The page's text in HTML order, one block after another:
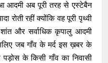
आदमी अब पूरी तरह से एस्टेबैन
रोती रहीं क्योंकि वह पूरी पृथ्वी
शांत और सर्वाधिक कृपालु आदमी
जब गाँव के मर्द इस ख़बर के
के किसी गाँव का निवासी